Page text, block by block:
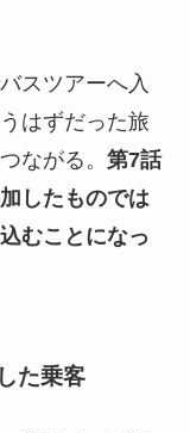
スツアーへ入
はずだった旅
ながる。 第7話
したものでは
むことになっ
た乗客